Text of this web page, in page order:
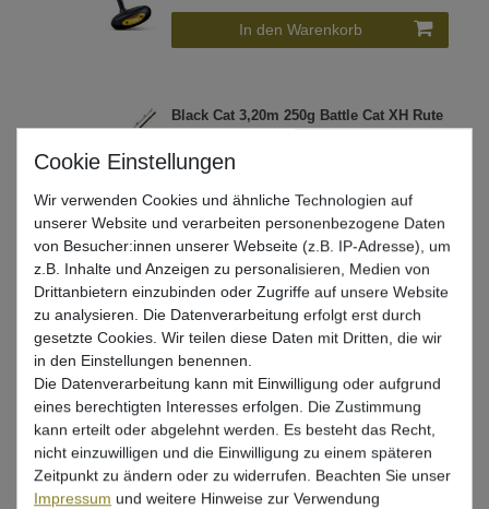
In den Warenkorb
Black Cat 3,20m 250g Battle Cat XH Rute
UVP 224,99 €
177,82 € *
In den Warenkorb
Black Cat Battle Cat H 3,05m 220g Rute -
Wallerrute
UVP 214,99 €
169,92 € *
In den Warenkorb
Wir verwenden Cookies und ähnliche Technologien auf
unserer Website und verarbeiten personenbezogene Daten
von Besucher:innen unserer Webseite (z.B. IP-Adresse), um
z.B. Inhalte und Anzeigen zu personalisieren, Medien von
Drittanbietern einzubinden oder Zugriffe auf unsere Website
zu analysieren. Die Datenverarbeitung erfolgt erst durch
gesetzte Cookies. Wir teilen diese Daten mit Dritten, die wir
in den Einstellungen benennen.
Die Datenverarbeitung kann mit Einwilligung oder aufgrund
eines berechtigten Interesses erfolgen. Die Zustimmung
kann erteilt oder abgelehnt werden. Es besteht das Recht,
nicht einzuwilligen und die Einwilligung zu einem späteren
Zeitpunkt zu ändern oder zu widerrufen. Beachten Sie unser
Impressum und weitere Hinweise zur Verwendung